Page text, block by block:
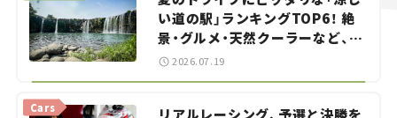
い道の駅」ランキングTOP6！ 絶
景・グルメ・天然クーラーなど、避
暑におすすめのスポットを紹介
【道の駅マニアの推し駅ガイド】
2026.07.19
リアルレーシング、予選と決勝を
Cars